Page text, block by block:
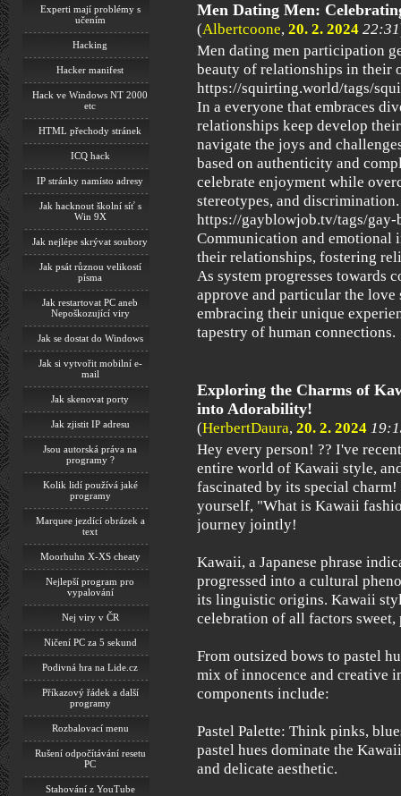
Experti mají problémy s
učením
Hacking
Hacker manifest
Hack ve Windows NT 2000
etc
HTML přechody stránek
ICQ hack
IP stránky namísto adresy
Jak hacknout školní síť s
Win 9X
Jak nejlépe skrývat soubory
Jak psát různou velikostí
písma
Jak restartovat PC aneb
Nepoškozující viry
Jak se dostat do Windows
Jak si vytvořit mobilní e-
mail
Jak skenovat porty
Jak zjistit IP adresu
Jsou autorská práva na
programy ?
Kolik lidí používá jaké
programy
Marquee jezdící obrázek a
text
Moorhuhn X-XS cheaty
Nejlepší program pro
vypalování
Nej viry v ČR
Ničení PC za 5 sekund
Podivná hra na Lide.cz
Příkazový řádek a další
programy
Rozbalovací menu
Rušení odpočítávání resetu
PC
Stahování z YouTube
Men Dating Men:
(Albertcoone, 20. 2. 2024 22:31
Men dating men participation
beauty of relationships in their
https://squirting.world/tags/
In a everyone that embraces
relationships keep develop
navigate the joys and
based on authenticity and
celebrate enjoyment while
stereotypes, and discrimination.
https://gayblowjob.tv/tags/gay-
Communication and emotional
their relationships, fostering
As system progresses towards
approve and particular the love
embracing their unique
tapestry of human connections.
Exploring the Charms of
into Adorability!
(HerbertDaura, 20. 2. 2024
Hey every person! ?? I've
entire world of Kawaii style,
fascinated by its special
yourself, "What is Kawaii
journey jointly!
Kawaii, a Japanese phrase
progressed into a cultural
its linguistic origins. Kawaii
celebration of all factors
From outsized bows to pastel
mix of innocence and creative
components include:
Pastel Palette: Think pinks,
pastel hues dominate the
and delicate aesthetic.